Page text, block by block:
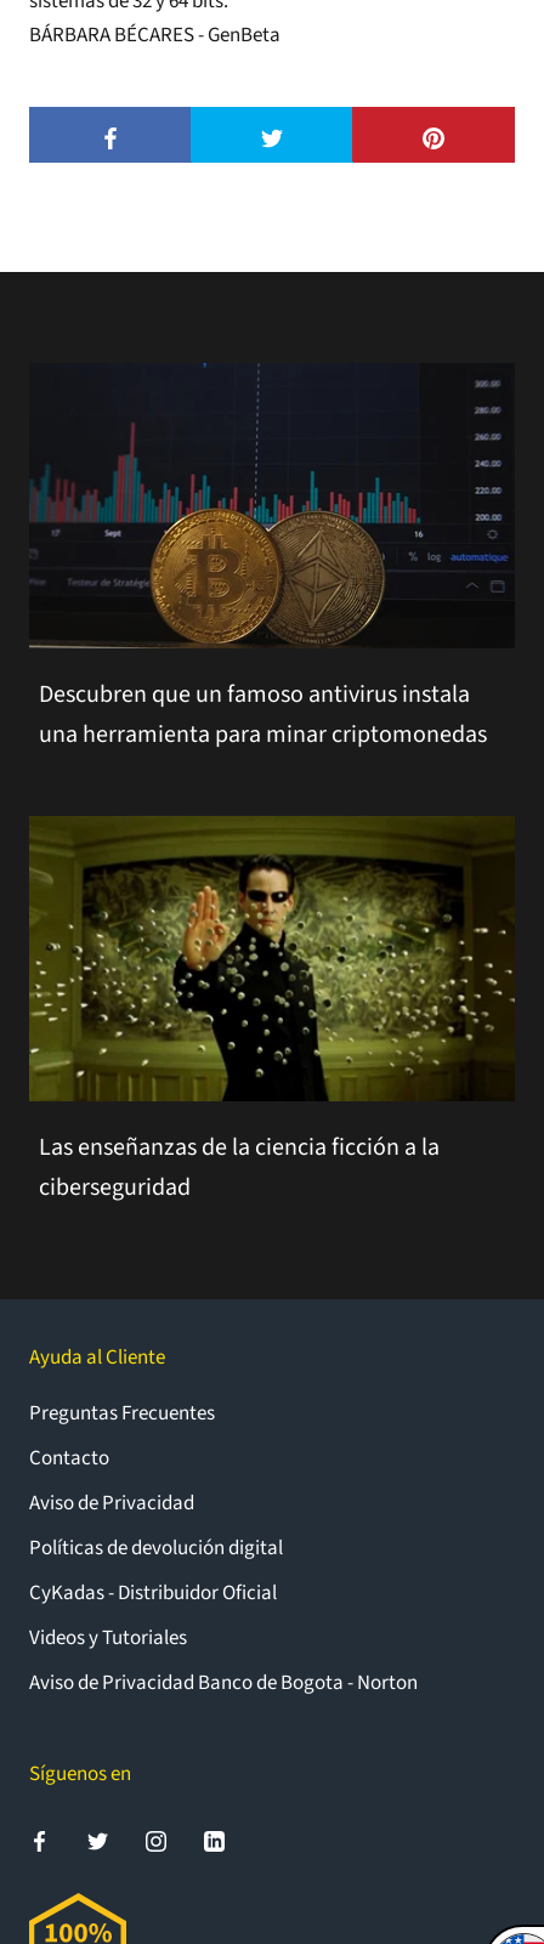
BÁRBARA BÉCARES - GenBeta
Descubren que un famoso antivirus instala
una herramienta para minar criptomonedas
Las enseñanzas de la ciencia ficción a la
ciberseguridad
Ayuda al Cliente
Preguntas Frecuentes
Contacto
Aviso de Privacidad
Políticas de devolución digital
CyKadas - Distribuidor Oficial
Videos y Tutoriales
Aviso de Privacidad Banco de Bogota - Norton
Síguenos en